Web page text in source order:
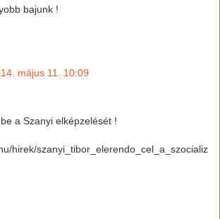
bajunk !
május 11. 10:09
a Szanyi elképzelését !
hirek/szanyi_tibor_elerendo_cel_a_szocializ